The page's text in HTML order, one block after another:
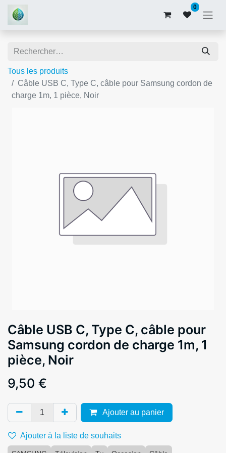
0
Tous les produits
Câble USB C, Type C, câble pour Samsung cordon de
charge 1m, 1 pièce, Noir
Câble USB C, Type C, câble pour
Samsung cordon de charge 1m, 1
pièce, Noir
9,50 €
Ajouter au panier
Ajouter à la liste de souhaits